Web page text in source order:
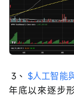
3、 $人工智能
年底以來逐步